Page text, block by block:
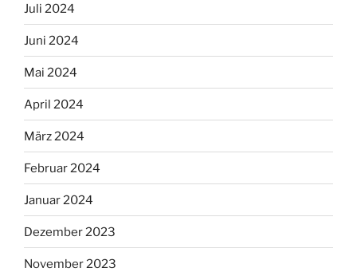
Juli 2024
Juni 2024
Mai 2024
April 2024
März 2024
Februar 2024
Januar 2024
Dezember 2023
November 2023